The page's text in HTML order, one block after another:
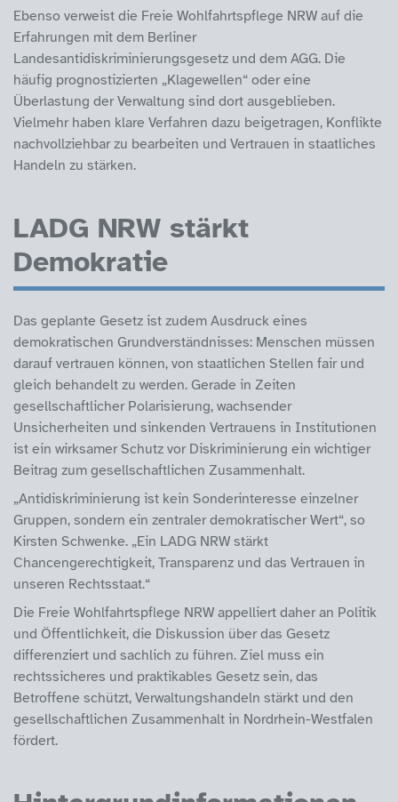
Ebenso verweist die Freie Wohlfahrtspflege NRW auf die
Erfahrungen mit dem Berliner
Landesantidiskriminierungsgesetz und dem AGG. Die
häufig prognostizierten „Klagewellen“ oder eine
Überlastung der Verwaltung sind dort ausgeblieben.
Vielmehr haben klare Verfahren dazu beigetragen, Konflikte
nachvollziehbar zu bearbeiten und Vertrauen in staatliches
Handeln zu stärken.
LADG NRW stärkt
Demokratie
Das geplante Gesetz ist zudem Ausdruck eines
demokratischen Grundverständnisses: Menschen müssen
darauf vertrauen können, von staatlichen Stellen fair und
gleich behandelt zu werden. Gerade in Zeiten
gesellschaftlicher Polarisierung, wachsender
Unsicherheiten und sinkenden Vertrauens in Institutionen
ist ein wirksamer Schutz vor Diskriminierung ein wichtiger
Beitrag zum gesellschaftlichen Zusammenhalt.
„Antidiskriminierung ist kein Sonderinteresse einzelner
Gruppen, sondern ein zentraler demokratischer Wert“, so
Kirsten Schwenke. „Ein LADG NRW stärkt
Chancengerechtigkeit, Transparenz und das Vertrauen in
unseren Rechtsstaat.“
Die Freie Wohlfahrtspflege NRW appelliert daher an Politik
und Öffentlichkeit, die Diskussion über das Gesetz
differenziert und sachlich zu führen. Ziel muss ein
rechtssicheres und praktikables Gesetz sein, das
Betroffene schützt, Verwaltungshandeln stärkt und den
gesellschaftlichen Zusammenhalt in Nordrhein-Westfalen
fördert.